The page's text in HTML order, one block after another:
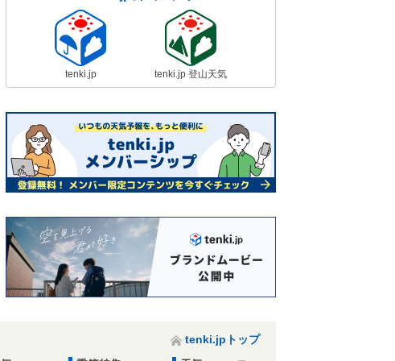
tenki.jp tenki.jp 登山天気
tenki.jpトップ